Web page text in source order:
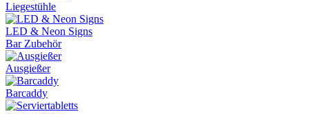
Liegestühle
LED & Neon Signs
Bar Zubehör
Ausgießer
Barcaddy